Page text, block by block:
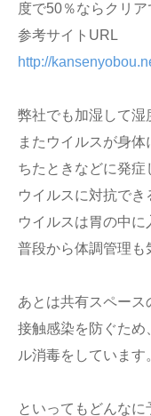
度で50％ならクリア
参考サイトURL
http://
弊社でも加湿して湿
またウイルスが身
ちたときなどに発症
ウイルスに対抗でき
ウイルスは胃の中に
普段から体調管理も
あとは共有スペース
接触感染を防ぐため
ル消毒をしています
といってもどんな